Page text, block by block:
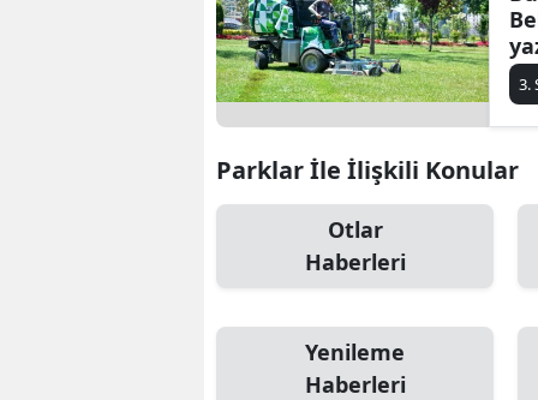
3.
Parklar İle İlişkili Konular
Otlar
Haberleri
Yenileme
Haberleri